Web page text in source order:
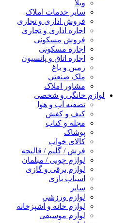
ویلا
سایر خدمات املاک
فروش اداری و تجاری
اجاره اداری و تجاری
فروش مسکونی
اجاره مسکونی
اجاره اتاق و پانسیون
زمین و باغ
ملک صنعتی
مشاور املاک
لوازم خانگی و شخصی
تصفیه آب و هوا
کیف و کفش
مجله و کتاب
پوشاک
کالای خواب
فرش / گلیم / قالیچه
لوازم چوبی / مبلمان
لوازم برقی و گازی
اسباب بازی
سایر
لوازم ورزشی
لوازم خانه و آشپزخانه
لوازم موسیقی